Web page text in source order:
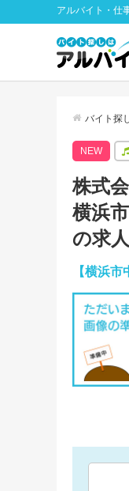
アルバイト・仕
バイト探
NEW
株式
横浜
の求
【横浜